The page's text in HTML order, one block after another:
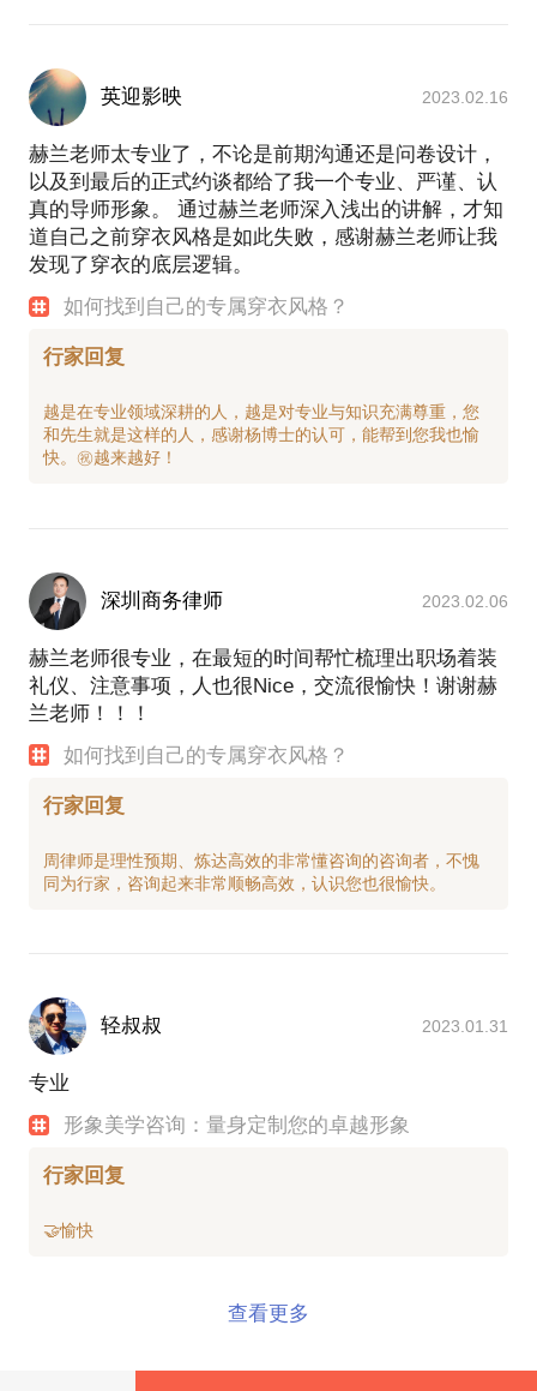
英迎影映 2023.02.16
赫兰老师太专业了，不论是前期沟通还是问卷设计，
以及到最后的正式约谈都给了我一个专业、严谨、认
真的导师形象。 通过赫兰老师深入浅出的讲解，才知
道自己之前穿衣风格是如此失败，感谢赫兰老师让我
发现了穿衣的底层逻辑。
如何找到自己的专属穿衣风格？
行家回复
越是在专业领域深耕的人，越是对专业与知识充满尊重，您
和先生就是这样的人，感谢杨博士的认可，能帮到您我也愉
深圳商务律师 2023.02.06
赫兰老师很专业，在最短的时间帮忙梳理出职场着装
礼仪、注意事项，人也很Nice，交流很愉快！谢谢赫
兰老师！！！
如何找到自己的专属穿衣风格？
行家回复
周律师是理性预期、炼达高效的非常懂咨询的咨询者，不愧
轻叔叔 2023.01.31
专业
形象美学咨询：量身定制您的卓越形象
行家回复
查看更多